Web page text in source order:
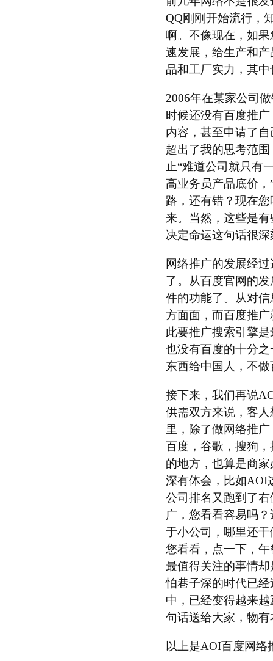
QQ刚刚开始流行，
啊。不像现在，如
速发展，给生产和
品和工厂实力，其
2006年在某家公司
时候还没有百度推
内容，甚至申请了
超出了我的思考范
止“难道公司就只有
高业务员产品底价
路，还有错？现在
来。当然，这些是
决定命运这句话很
网络推广的发展经
了。从百度官网的
件的功能了。从对
方面面，而百度推
此要推广搜索引擎
也没有百度的十分
东西给中国人，不
接下来，我们再说
供需双方来说，客
里，除了做网络推
百度，谷歌，搜狗
的地方，也算是商
深有体会，比如AOI
公司排名又跑到了
广，您看看容易吗
于小公司，哪里还
您看看，点一下，
最值得关注的事情
怕巷子深的时代已
中，已经变得越来
句话送给大家，物
以上是AOI百度网络